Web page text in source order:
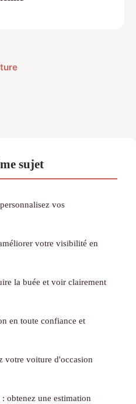
sujet
vos
votre visibilité en
la buée et voir clairement
en toute confiance et
votre voiture d'occasion
obtenez une estimation